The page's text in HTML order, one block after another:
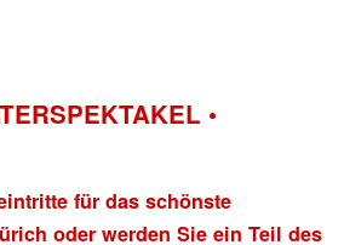
•
für das schönste
oder werden Sie ein Teil des